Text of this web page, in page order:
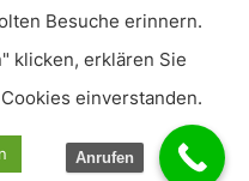
Rights Reserved
Besuche erinnern.
klicken, erklären Sie
einverstanden.
Anrufen